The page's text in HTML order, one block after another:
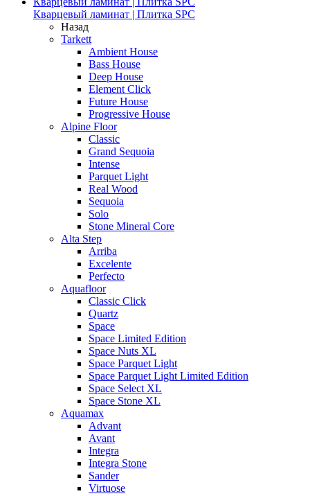
Кварцевый ламинат | Плитка SPC
Назад
Tarkett
Ambient House
Bass House
Deep House
Element Click
Future House
Progressive House
Alpine Floor
Classic
Grand Sequoia
Intense
Parquet Light
Real Wood
Sequoia
Solo
Stone Mineral Core
Alta Step
Arriba
Excelente
Perfecto
Aquafloor
Classic Click
Quartz
Space
Space Limited Edition
Space Nuts XL
Space Parquet Light
Space Parquet Light Limited Edition
Space Select XL
Space Stone XL
Aquamax
Advant
Avant
Integra
Integra Stone
Sander
Virtuose